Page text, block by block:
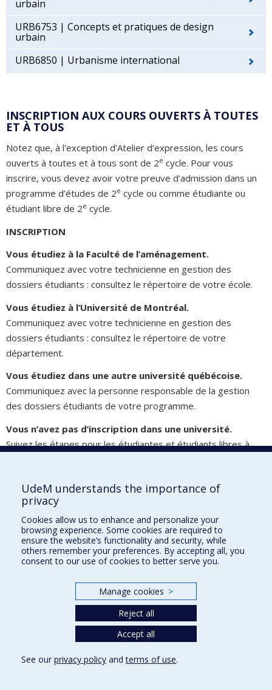
urbain
URB6753 | Concepts et pratiques de design
urbain
URB6850 | Urbanisme international
INSCRIPTION AUX COURS OUVERTS À TOUTES
ET À TOUS
Notez que, à l’exception d’Atelier d’expression, les cours
ouverts à toutes et à tous sont de 2e cycle. Pour vous
inscrire, vous devez avoir votre preuve d’admission dans un
programme d’études de 2e cycle ou comme étudiante ou
étudiant libre de 2e cycle.
INSCRIPTION
Vous étudiez à la Faculté de l’aménagement.
Communiquez avec votre technicienne en gestion des
dossiers étudiants : consultez le répertoire de votre école.
Vous étudiez à l’Université de Montréal.
Communiquez avec votre technicienne en gestion des
dossiers étudiants : consultez le répertoire de votre
département.
Vous étudiez dans une autre université québécoise.
Communiquez avec la personne responsable de la gestion
des dossiers étudiants de votre programme.
Vous n’avez pas d’inscription dans une université.
Suivez les étapes pour les étudiantes et étudiants libres à
École d'architecture
École de design
École d'urbanisme et d'architecture de paysage
UdeM understands the importance of
privacy
Cookies allow us to enhance and personalize your
browsing experience. Some cookies are required to
ensure the website’s functionality and security, while
others remember your preferences. By accepting all, you
consent to our use of cookies to better serve you.
Manage cookies >
Reject all
Accept all
See our privacy policy andterms of use.